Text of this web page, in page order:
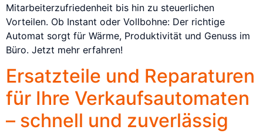
Mitarbeiterzufriedenheit bis hin zu steuerlichen
Vorteilen. Ob Instant oder Vollbohne: Der richtige
Automat sorgt für Wärme, Produktivität und Genuss im
Büro. Jetzt mehr erfahren!
Ersatzteile und Reparaturen
für Ihre Verkaufsautomaten
– schnell und zuverlässig